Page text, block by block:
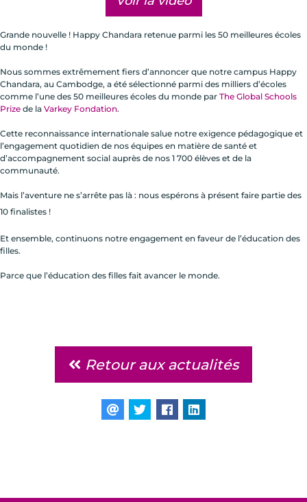
Grande nouvelle ! Happy Chandara retenue parmi les 50 meilleures écoles
du monde !
Nous sommes extrêmement fiers d’annoncer que notre campus Happy
Chandara, au Cambodge, a été sélectionné parmi des milliers d’écoles
comme l’une des 50 meilleures écoles du monde par The Global Schools
Prize de la Varkey Fondation.
Cette reconnaissance internationale salue notre exigence pédagogique et
l’engagement quotidien de nos équipes en matière de santé et
d’accompagnement social auprès de nos 1 700 élèves et de la
communauté.
Mais l’aventure ne s’arrête pas là : nous espérons à présent faire partie des
10 finalistes !
Et ensemble, continuons notre engagement en faveur de l’éducation des
filles.
Parce que l’éducation des filles fait avancer le monde.
Retour aux actualités